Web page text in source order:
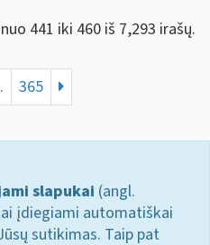
441 iki 460 iš 7,293 irašų.
365
slapukai (angl.
įdiegiami automatiškai
sutikimas. Taip pat